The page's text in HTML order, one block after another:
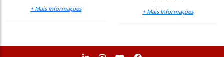
+ Mais Informações + Mais Informações